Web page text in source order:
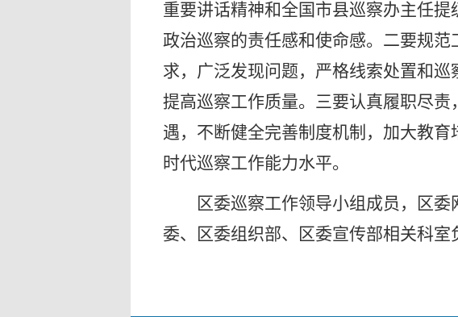
重要讲话精神和全国市县巡察办主任
政治巡察的责任感和使命感。二要规
求，广泛发现问题，严格线索处置和
提高巡察工作质量。三要认真履职尽
遇，不断健全完善制度机制，加大教
时代巡察工作能力水平。
区委巡察工作领导小组成员，区委
委、区委组织部、区委宣传部相关科室